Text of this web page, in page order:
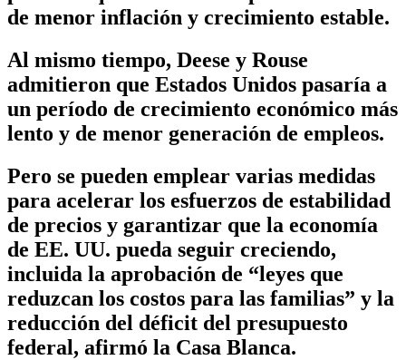
de menor inflación y crecimiento estable.
Al mismo tiempo, Deese y Rouse
admitieron que Estados Unidos pasaría a
un período de crecimiento económico más
lento y de menor generación de empleos.
Pero se pueden emplear varias medidas
para acelerar los esfuerzos de estabilidad
de precios y garantizar que la economía
de EE. UU. pueda seguir creciendo,
incluida la aprobación de “leyes que
reduzcan los costos para las familias” y la
reducción del déficit del presupuesto
federal, afirmó la Casa Blanca.